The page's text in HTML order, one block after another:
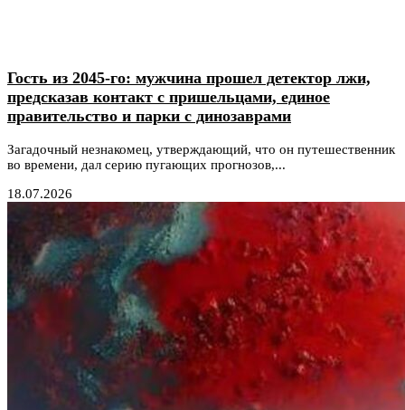
Гость из 2045-го: мужчина прошел детектор лжи,
предсказав контакт с пришельцами, единое
правительство и парки с динозаврами
Загадочный незнакомец, утверждающий, что он путешественник
во времени, дал серию пугающих прогнозов,...
18.07.2026